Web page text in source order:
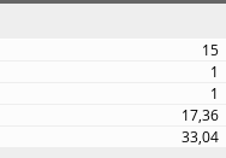
15
1
1
17,36
33,04